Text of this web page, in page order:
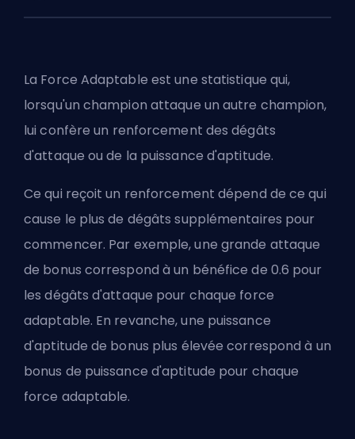
La Force Adaptable est une statistique qui,
lorsqu'un champion attaque un autre champion,
lui confère un renforcement des dégâts
d'attaque ou de la puissance d'aptitude.
Ce qui reçoit un renforcement dépend de ce qui
cause le plus de dégâts supplémentaires pour
commencer. Par exemple, une grande attaque
de bonus correspond à un bénéfice de 0.6 pour
les dégâts d'attaque pour chaque force
adaptable. En revanche, une puissance
d'aptitude de bonus plus élevée correspond à un
bonus de puissance d'aptitude pour chaque
force adaptable.